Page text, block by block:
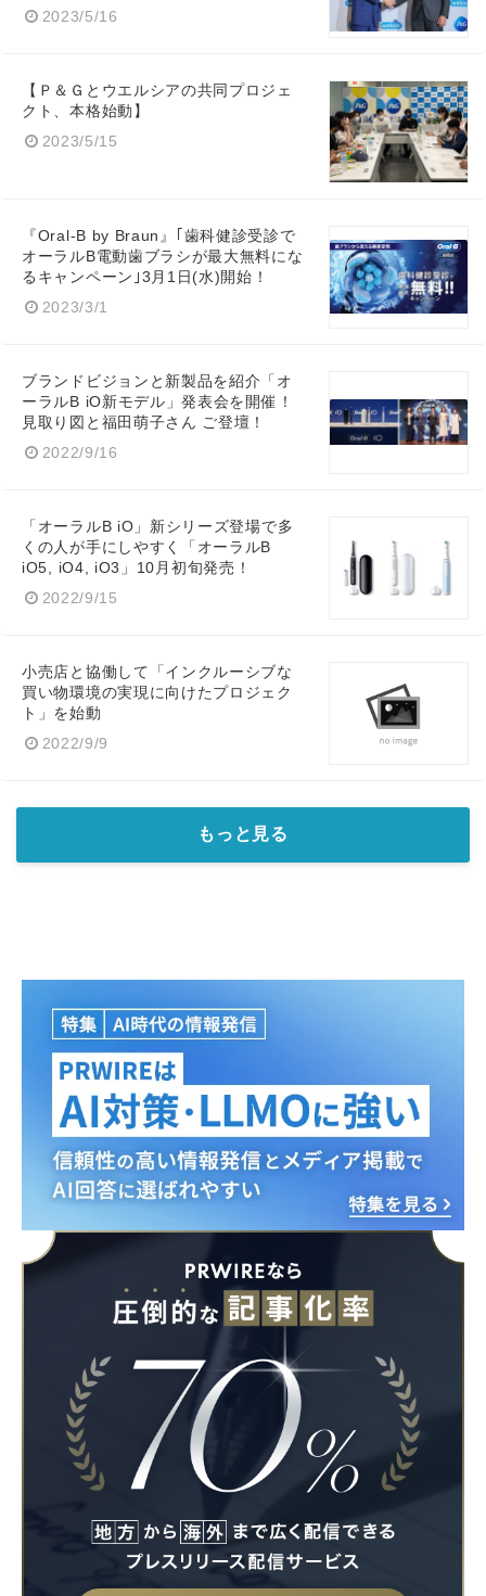
2023/5/16
【Ｐ＆Ｇとウエルシアの共同プロジェ
クト、本格始動】
2023/5/15
『Oral-B by Braun』｢歯科健診受診で
オーラルB電動歯ブラシが最大無料にな
るキャンペーン｣3月1日(水)開始！
2023/3/1
ブランドビジョンと新製品を紹介「オ
ーラルB iO新モデル」発表会を開催！
見取り図と福田萌子さん ご登壇！
2022/9/16
「オーラルB iO」新シリーズ登場で多
くの人が手にしやすく「オーラルB
iO5, iO4, iO3」10月初旬発売！
2022/9/15
小売店と協働して「インクルーシブな
買い物環境の実現に向けたプロジェク
ト」を始動
2022/9/9
もっと見る